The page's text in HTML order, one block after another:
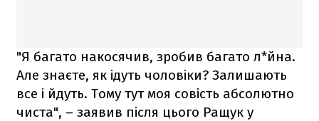
"Я багато накосячив, зробив багато л*йна.
Але знаєте, як ідуть чоловіки? Залишають
все і йдуть. Тому тут моя совість абсолютно
чиста", – заявив після цього Ращук у